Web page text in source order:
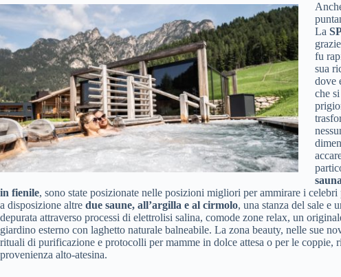
La
fu
sua
dove
che
in fienile, sono state posizionate nelle posizioni migliori per ammirare i
a disposizione altre due saune, all’argilla e al cirmolo, una stanza del sale e
depurata attraverso processi di elettrolisi salina, comode zone relax, un
giardino esterno con laghetto naturale balneabile. La zona beauty, nelle sue
rituali di purificazione e protocolli per mamme in dolce attesa o per le coppie,
provenienza alto-atesina.